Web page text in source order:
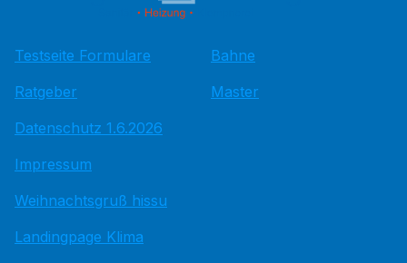
Testseite Formulare
Ratgeber
Datenschutz 1.6.2026
Impressum
Weihnachtsgruß hissu
Landingpage Klima
Bahne
Master